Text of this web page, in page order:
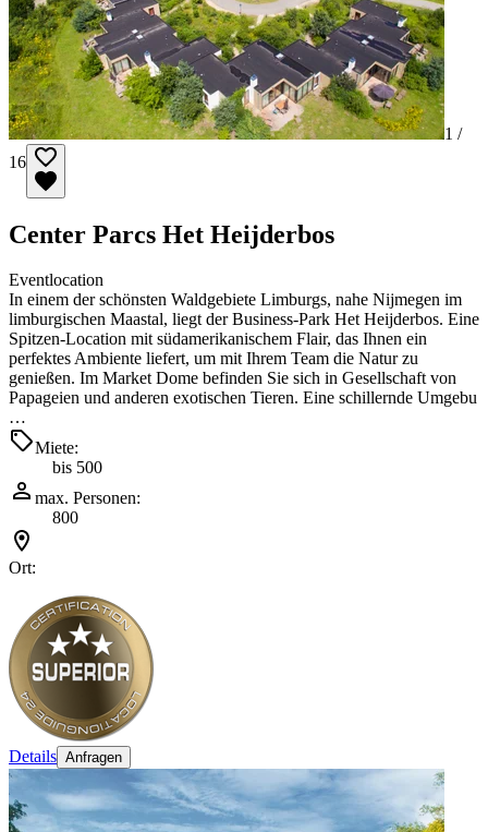
1 /
16
Center Parcs Het Heijderbos
Eventlocation
In einem der schönsten Waldgebiete Limburgs, nahe Nijmegen im
limburgischen Maastal, liegt der Business-Park Het Heijderbos. Eine
Spitzen-Location mit südamerikanischem Flair, das Ihnen ein
perfektes Ambiente liefert, um mit Ihrem Team die Natur zu
genießen. Im Market Dome befinden Sie sich in Gesellschaft von
Papageien und anderen exotischen Tieren. Eine schillernde Umgebu
…
Miete:
bis 500
max. Personen:
800
Ort:
Details Anfragen